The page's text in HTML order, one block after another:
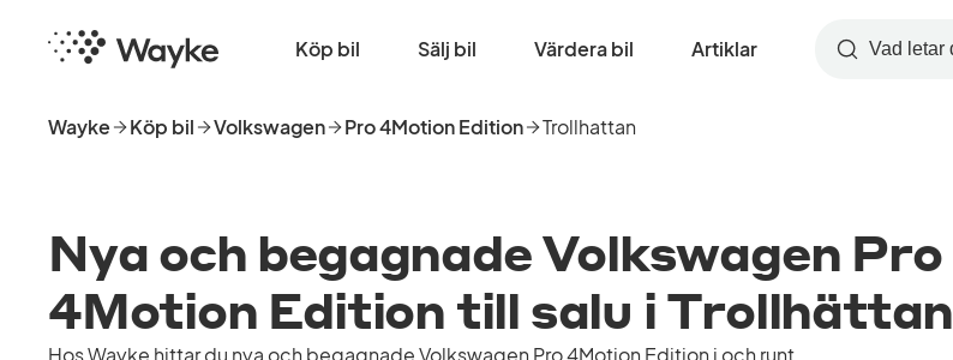
huvudinnehåll
Startsida Köp bil Sälj bil Värdera bil Artiklar Sök
Wayke Köp bil Volkswagen Pro 4Motion Edition Trollhattan
Nya och begagnade Volkswagen Pro
4Motion Edition till salu i Trollhättan
Hos Wayke hittar du nya och begagnade Volkswagen Pro 4Motion Edition i och runt